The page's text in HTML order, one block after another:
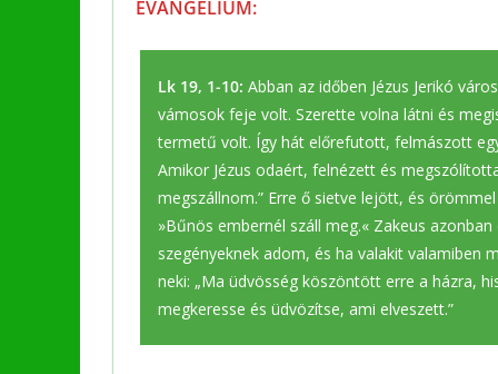
EVANGÉLIUM:
Lk 19, 1-10: Abban az időben Jézus Jerikó
vámosok feje volt. Szerette volna látni és
termetű volt. Így hát előrefutott, felmászott
Amikor Jézus odaért, felnézett és
megszállnom.” Erre ő sietve lejött, és
»Bűnös embernél száll meg.« Zakeus
szegényeknek adom, és ha valakit valamiben
neki: „Ma üdvösség köszöntött erre a házra,
megkeresse és üdvözítse, ami elveszett.”